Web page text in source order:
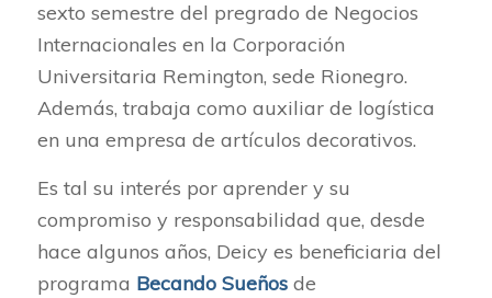
sexto semestre del pregrado de Negocios
Internacionales en la Corporación
Universitaria Remington, sede Rionegro.
Además, trabaja como auxiliar de logística
en una empresa de artículos decorativos.
Es tal su interés por aprender y su
compromiso y responsabilidad que, desde
hace algunos años, Deicy es beneficiaria del
programa Becando Sueñosde